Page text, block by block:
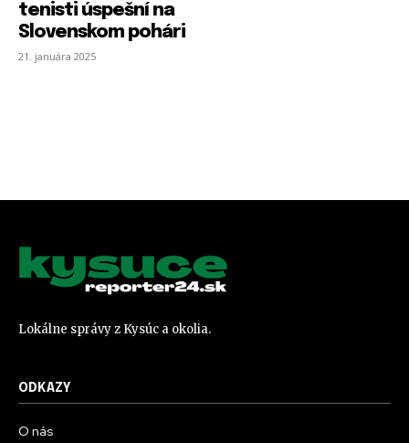
tenisti úspešní na
Slovenskom pohári
21. januára 2025
Lokálne správy z Kysúc a okolia.
ODKAZY
O nás